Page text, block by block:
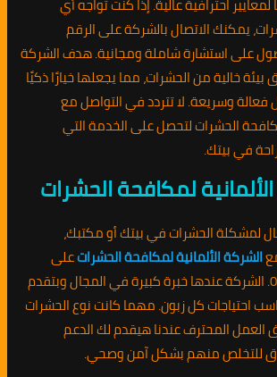
احترافية عالية. إذا كنت تواجه أي
يمكنك الاتصال بالشركة على الرقم
للحصول على استشارة شاملة ومجانية. هدف الشركة
خالية من الحشرات، مما يجعلها خيارًا ذكيًا
فعالة وسريعة. لا تتردد في التواصل مع
الحشرات لتحصل على الخدمة التي
في بيتك.
لمكافحة الحشرات
لمشكلة الحشرات في بيتك أو مكتبك،
الشركة الألمانية لمكافحة الحشراتعلى
الرقم 01010891953. الشركة عندها خبرة كبيرة في المجال وبتقدم
احتياجات كل زبون. مهما كانت نوع الحشرات
العمل المحترف عندنا هيقدم لك الدعم
للتخلص منهم بشكل آمن وصحي.